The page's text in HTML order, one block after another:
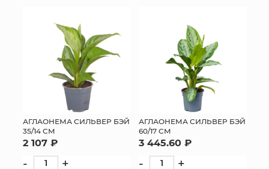
АГЛАОНЕМА СИЛЬВЕР БЭЙ
35/14 СМ
2 107 ₽
- +
АГЛАОНЕМА СИЛЬВЕР БЭЙ
60/17 СМ
3 445.60 ₽
- +